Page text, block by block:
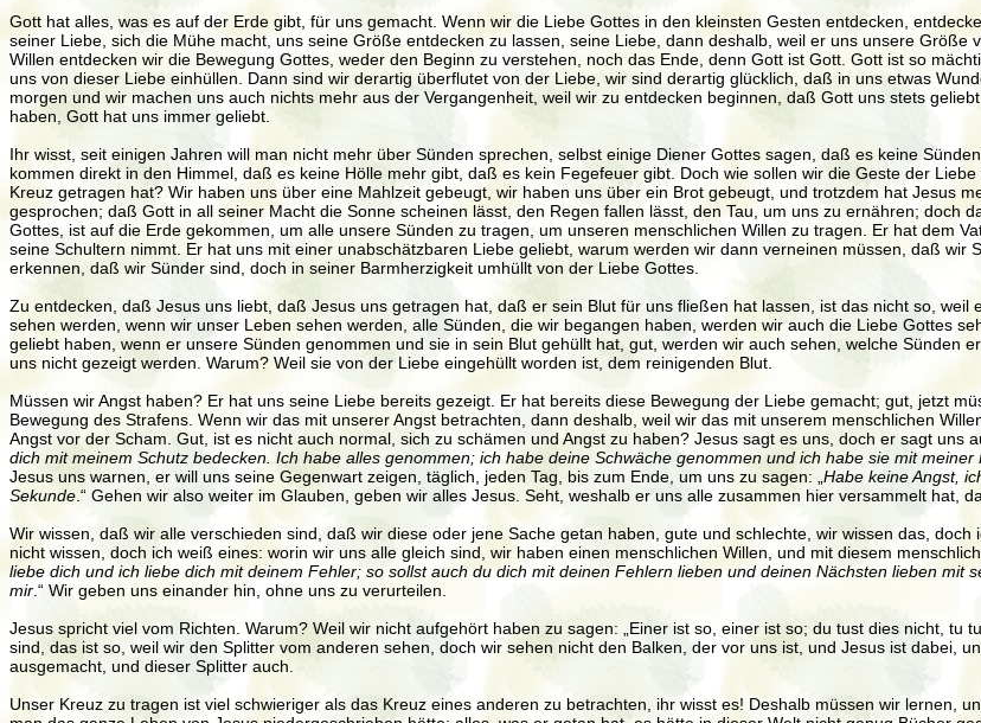
Gott hat alles, was es auf der Erde gibt, für uns gemacht. Wenn wir die Liebe Gottes in den kleinsten Gesten entdecken,
seiner Liebe, sich die Mühe macht, uns seine Größe entdecken zu lassen, seine Liebe, dann deshalb, weil er uns unsere
Willen entdecken wir die Bewegung Gottes, weder den Beginn zu verstehen, noch das Ende, denn Gott ist Gott. Gott ist so
uns von dieser Liebe einhüllen. Dann sind wir derartig überflutet von der Liebe, wir sind derartig glücklich, daß in uns etwas
morgen und wir machen uns auch nichts mehr aus der Vergangenheit, weil wir zu entdecken beginnen, daß Gott uns stets
haben, Gott hat uns immer geliebt.
Ihr wisst, seit einigen Jahren will man nicht mehr über Sünden sprechen, selbst einige Diener Gottes sagen, daß es keine
kommen direkt in den Himmel, daß es keine Hölle mehr gibt, daß es kein Fegefeuer gibt. Doch wie sollen wir die Geste der
Kreuz getragen hat? Wir haben uns über eine Mahlzeit gebeugt, wir haben uns über ein Brot gebeugt, und trotzdem hat Jesus
gesprochen; daß Gott in all seiner Macht die Sonne scheinen lässt, den Regen fallen lässt, den Tau, um uns zu ernähren; doch
Gottes, ist auf die Erde gekommen, um alle unsere Sünden zu tragen, um unseren menschlichen Willen zu tragen. Er hat dem
seine Schultern nimmt. Er hat uns mit einer unabschätzbaren Liebe geliebt, warum werden wir dann verneinen müssen, daß
erkennen, daß wir Sünder sind, doch in seiner Barmherzigkeit umhüllt von der Liebe Gottes.
Zu entdecken, daß Jesus uns liebt, daß Jesus uns getragen hat, daß er sein Blut für uns fließen hat lassen, ist das nicht so,
sehen werden, wenn wir unser Leben sehen werden, alle Sünden, die wir begangen haben, werden wir auch die Liebe Gottes
geliebt haben, wenn er unsere Sünden genommen und sie in sein Blut gehüllt hat, gut, werden wir auch sehen, welche Sünden
uns nicht gezeigt werden. Warum? Weil sie von der Liebe eingehüllt worden ist, dem reinigenden Blut.
Müssen wir Angst haben? Er hat uns seine Liebe bereits gezeigt. Er hat bereits diese Bewegung der Liebe gemacht; gut, jetzt
Bewegung des Strafens. Wenn wir das mit unserer Angst betrachten, dann deshalb, weil wir das mit unserem menschlichen
Angst vor der Scham. Gut, ist es nicht auch normal, sich zu schämen und Angst zu haben? Jesus sagt es uns, doch er sagt uns
dich mit meinem Schutz bedecken. Ich habe alles genommen; ich habe deine Schwäche genommen und ich habe sie mit
Jesus uns warnen, er will uns seine Gegenwart zeigen, täglich, jeden Tag, bis zum Ende, um uns zu sagen: „ Habe keine Angst,
Sekunde .“ Gehen wir also weiter im Glauben, geben wir alles Jesus. Seht, weshalb er uns alle zusammen hier versammelt hat,
Wir wissen, daß wir alle verschieden sind, daß wir diese oder jene Sache getan haben, gute und schlechte, wir wissen das,
nicht wissen, doch ich weiß eines: worin wir uns alle gleich sind, wir haben einen menschlichen Willen, und mit diesem
liebe dich und ich liebe dich mit deinem Fehler; so sollst auch du dich mit deinen Fehlern lieben und deinen Nächsten lieben
mir .“ Wir geben uns einander hin, ohne uns zu verurteilen.
Jesus spricht viel vom Richten. Warum? Weil wir nicht aufgehört haben zu sagen: „Einer ist so, einer ist so; du tust dies nicht, tu
sind, das ist so, weil wir den Splitter vom anderen sehen, doch wir sehen nicht den Balken, der vor uns ist, und Jesus ist dabei,
ausgemacht, und dieser Splitter auch.
Unser Kreuz zu tragen ist viel schwieriger als das Kreuz eines anderen zu betrachten, ihr wisst es! Deshalb müssen wir lernen,